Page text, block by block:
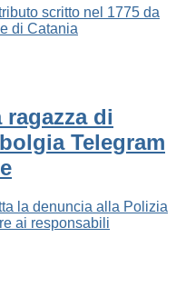
scritto nel 1775 da
di Catania
di
Telegram
la denuncia alla Polizia
ai responsabili